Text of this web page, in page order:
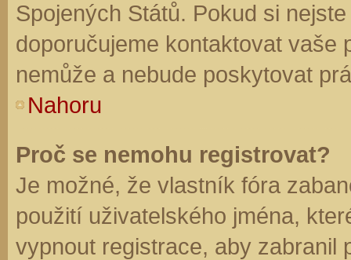
Spojených Států. Pokud si
doporučujeme kontaktovat vaše
nemůže a nebude poskytovat
Nahoru
Proč se nemohu registrovat?
Je možné, že vlastník fóra
použití uživatelského jména,
vypnout registrace, aby zabranil